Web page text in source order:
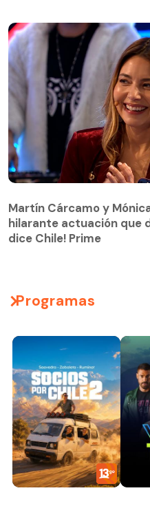
hilarante actuación que
dice Chile! Prime
Martín Cárcamo y
hilarante actuación que
dice Chile! Prime
Programas